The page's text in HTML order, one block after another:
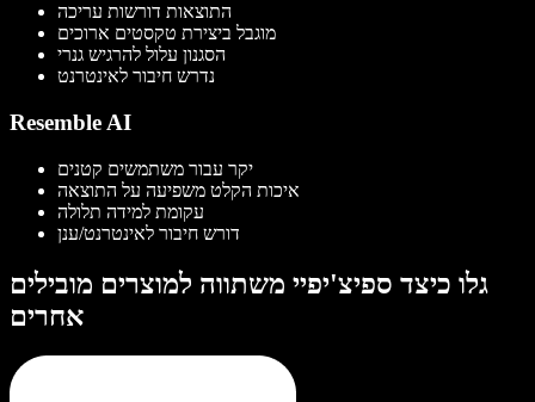
התוצאות דורשות עריכה
מוגבל ביצירת טקסטים ארוכים
הסגנון עלול להרגיש גנרי
נדרש חיבור לאינטרנט
Resemble AI
יקר עבור משתמשים קטנים
איכות הקלט משפיעה על התוצאה
עקומת למידה תלולה
דורש חיבור לאינטרנט/ענן
גלו כיצד ספיצ'יפיי משתווה למוצרים מובילים
אחרים